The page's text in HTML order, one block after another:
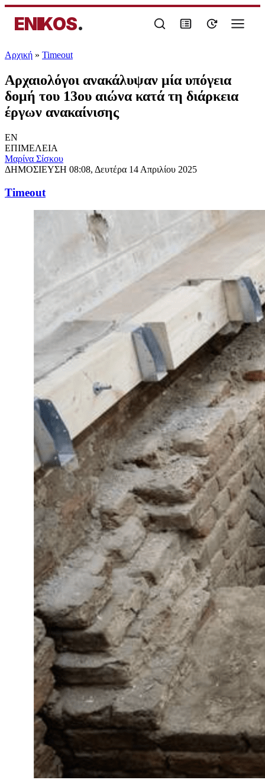
ENIKOS.
Αρχική » Timeout
Αρχαιολόγοι ανακάλυψαν μία υπόγεια
δομή του 13ου αιώνα κατά τη διάρκεια
έργων ανακαίνισης
EN
ΕΠΙΜΕΛΕΙΑ
Μαρίνα Σίσκου
ΔΗΜΟΣΙΕΥΣΗ 08:08, Δευτέρα 14 Απριλίου 2025
Timeout